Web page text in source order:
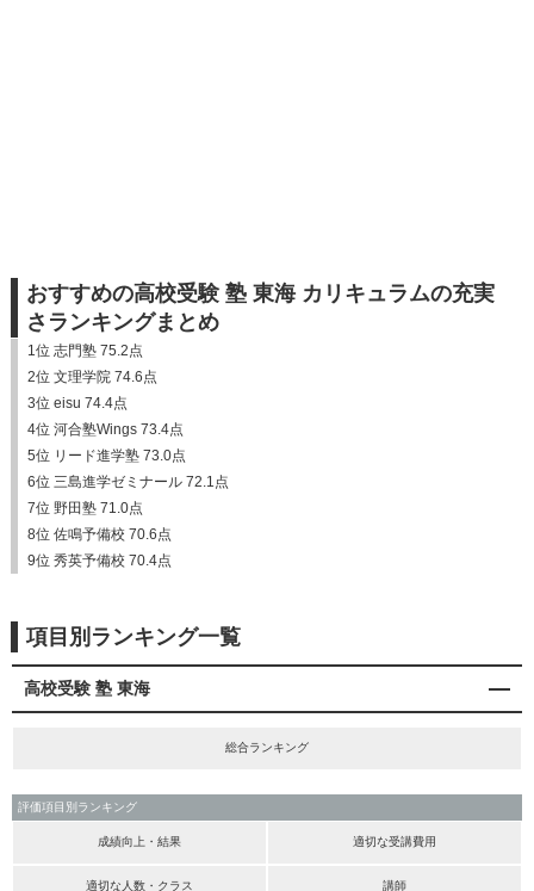
おすすめの高校受験 塾 東海 カリキュラムの充実
さランキングまとめ
1位 志門塾 75.2点
2位 文理学院 74.6点
3位 eisu 74.4点
4位 河合塾Wings 73.4点
5位 リード進学塾 73.0点
6位 三島進学ゼミナール 72.1点
7位 野田塾 71.0点
8位 佐鳴予備校 70.6点
9位 秀英予備校 70.4点
項目別ランキング一覧
高校受験 塾 東海
総合ランキング
評価項目別ランキング
成績向上・結果 適切な受講費用
適切な人数・クラス 講師